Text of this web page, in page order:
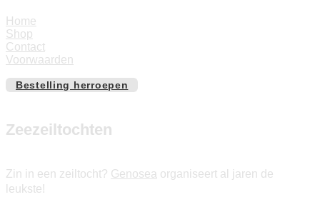
Home
Shop
Contact
Voorwaarden
Bestelling herroepen
Zeezeiltochten
Zin in een zeiltocht? Genosea organiseert al jaren de
leukste!